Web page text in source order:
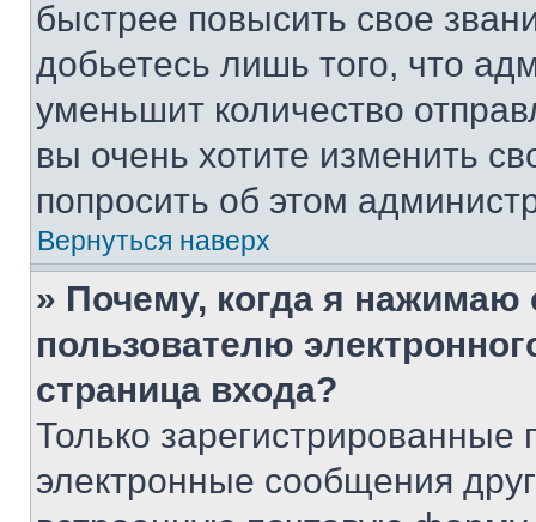
быстрее повысить свое
добьетесь лишь того, что
уменьшит количество
вы очень хотите изменить
попросить об этом
Вернуться наверх
» Почему, когда я нажимаю
пользователю
страница входа?
Только зарегистрированные
электронные сообщения